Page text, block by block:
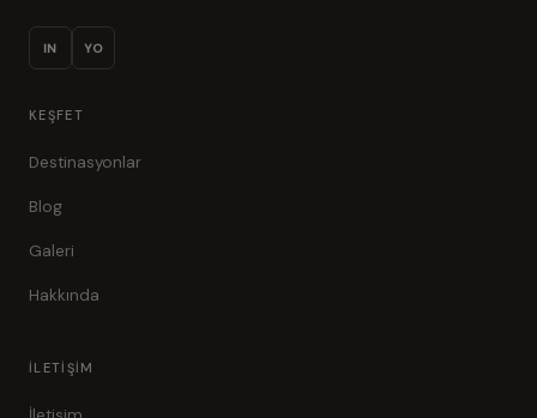
IN YO
KEŞFET
Destinasyonlar
Blog
Galeri
Hakkında
İLETIŞIM